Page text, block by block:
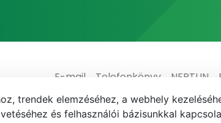
E-mail Telefonkönyv NEPTUN
trendek elemzéséhez, a webhely
és felhasználói bázisunkkal